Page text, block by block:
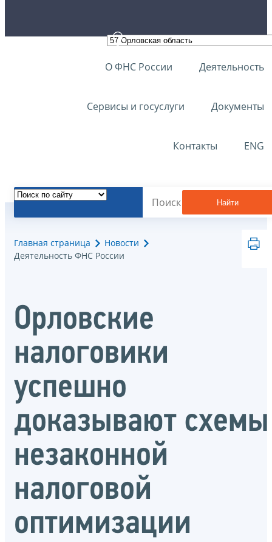
О ФНС России Деятельность
Сервисы и госуслуги Документы
Контакты ENG
Найти
Главная страница
Новости
Деятельность ФНС России
Орловские
налоговики
успешно
доказывают схемы
незаконной
налоговой
оптимизации